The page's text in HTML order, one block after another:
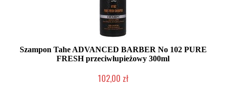
Szampon Tahe ADVANCED BARBER No 102 PURE
FRESH przeciwłupieżowy 300ml
102,00 zł